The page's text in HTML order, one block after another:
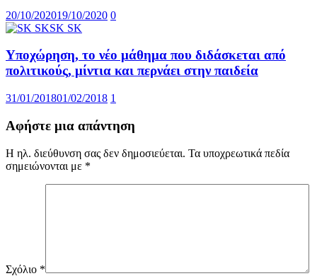
20/10/202019/10/2020 0
Υποχώρηση, το νέο μάθημα που διδάσκεται από
πολιτικούς, μίντια και περνάει στην παιδεία
31/01/201801/02/2018 1
Αφήστε μια απάντηση
Η ηλ. διεύθυνση σας δεν δημοσιεύεται. Τα υποχρεωτικά πεδία
σημειώνονται με *
Σχόλιο *